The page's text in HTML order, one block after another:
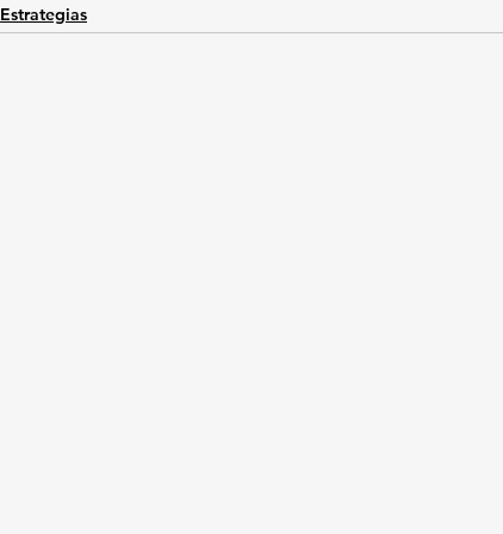
Estrategias